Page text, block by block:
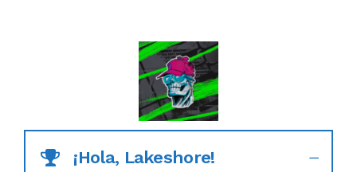
¡Hola, Lakeshore!